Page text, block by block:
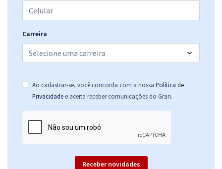
Carreira
Ao cadastrar-se, você concorda com a nossa Política de
Privacidade e aceita receber comunicações do Gran.
Receber novidades